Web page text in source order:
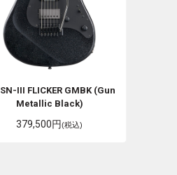
SN-III FLICKER GMBK (Gun
Metallic Black)
379,500円(税込)